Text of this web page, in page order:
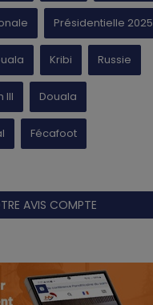
Présidentielle 2025
Kribi Russie
III Douala
Fécafoot
AVIS COMPTE